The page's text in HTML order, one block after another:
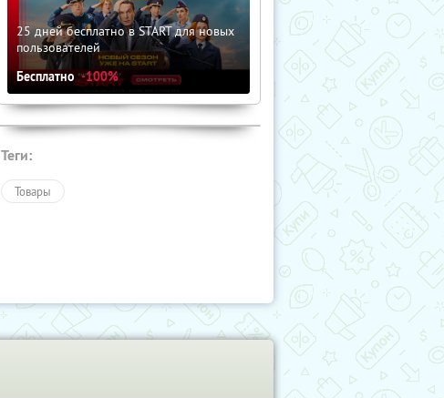
25 дней бесплатно в START для новых
пользователей
Бесплатно -100%
Теги:
Товары